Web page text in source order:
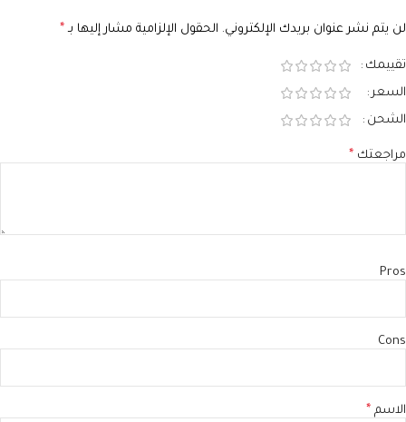
لن يتم نشر عنوان بريدك الإلكتروني. الحقول الإلزامية مشار إليها بـ *
تقييمك
السعر
الشحن
مراجعتك *
Pros
Cons
الاسم *